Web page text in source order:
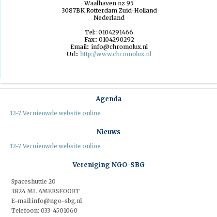
Waalhaven nz 95
3087BK Rotterdam Zuid-Holland
Nederland
Tel:: 0104291466
Fax:: 0104290292
Email:: info@chromolux.nl
Url:: http://www.chromolux.nl
Agenda
12-7 Vernieuwde website online
Nieuws
12-7 Vernieuwde website online
Vereniging NGO-SBG
Spaceshuttle 20
3824 ML AMERSFOORT
E-mail:info@ngo-sbg.nl
Telefoon: 033-4501060